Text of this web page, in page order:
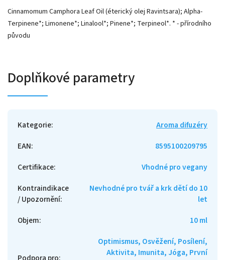
Cinnamomum Camphora Leaf Oil (éterický olej Ravintsara); Alpha-
Terpinene*; Limonene*; Linalool*; Pinene*; Terpineol*. * - přírodního
původu
Doplňkové parametry
Kategorie:
Aroma difuzéry
EAN:
8595100209795
Certifikace:
Vhodné pro vegany
Kontraindikace
/ Upozornění:
Nevhodné pro tvář a krk dětí do 10
let
Objem: 10 ml
Optimismus, Osvěžení, Posílení,
Aktivita, Imunita, Jóga, První